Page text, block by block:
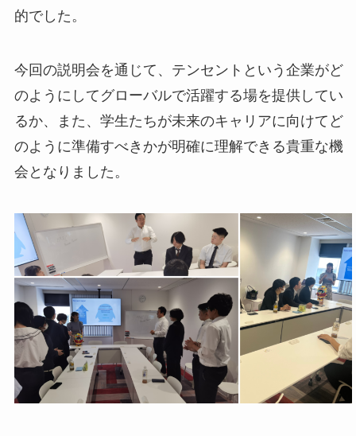
的でした。
今回の説明会を通じて、テンセントという企業がど
のようにしてグローバルで活躍する場を提供してい
るか、また、学生たちが未来のキャリアに向けてど
のように準備すべきかが明確に理解できる貴重な機
会となりました。